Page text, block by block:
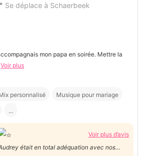
Se déplace à Schaerbeek
mon papa en soirée. Mettre la
Voir plus
personnalisé Musique pour mariage
...
Voir plus d’avis
était en total adéquation avec nos